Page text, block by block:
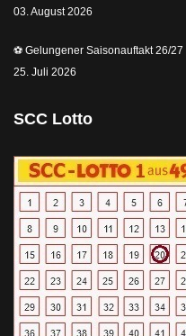
03. August 2026
⚽️ Gelungener Saisonauftakt 26/27
25. Juli 2026
SCC Lotto